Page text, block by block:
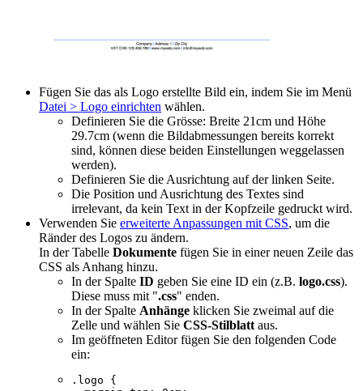
Fügen Sie das als Logo erstellte Bild ein, indem Sie im Menü
Datei > Logo einrichten wählen.
Definieren Sie die Grösse: Breite 21cm und Höhe
29.7cm (wenn die Bildabmessungen bereits korrekt
sind, können diese beiden Einstellungen weggelassen
werden).
Definieren Sie die Ausrichtung auf der linken Seite.
Die Position und Ausrichtung des Textes sind
irrelevant, da kein Text in der Kopfzeile gedruckt wird.
Verwenden Sie erweiterte Anpassungen mit CSS, um die
Ränder des Logos zu ändern.
In der Tabelle Dokumente fügen Sie in einer neuen Zeile das
CSS als Anhang hinzu.
In der Spalte ID geben Sie eine ID ein (z.B. logo.css).
Diese muss mit ".css" enden.
In der Spalte Anhänge klicken Sie zweimal auf die
Zelle und wählen Sie CSS-Stilblatt aus.
Im geöffneten Editor fügen Sie den folgenden Code
ein:
.logo {